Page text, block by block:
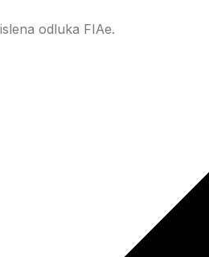
odluka FIAe.